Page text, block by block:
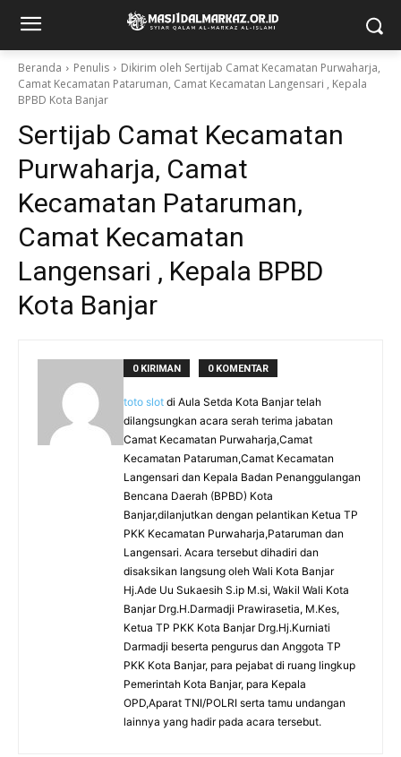
Beranda Penulis
Dikirim oleh Sertijab Camat Kecamatan Purwaharja,
Camat Kecamatan Pataruman, Camat Kecamatan Langensari , Kepala
BPBD Kota Banjar
Sertijab Camat Kecamatan
Purwaharja, Camat
Kecamatan Pataruman,
Camat Kecamatan
Langensari , Kepala BPBD
Kota Banjar
0 KIRIMAN 0 KOMENTAR
toto slot di Aula Setda Kota Banjar telah
dilangsungkan acara serah terima jabatan
Camat Kecamatan Purwaharja,Camat
Kecamatan Pataruman,Camat Kecamatan
Langensari dan Kepala Badan Penanggulangan
Bencana Daerah (BPBD) Kota
Banjar,dilanjutkan dengan pelantikan Ketua TP
PKK Kecamatan Purwaharja,Pataruman dan
Langensari. Acara tersebut dihadiri dan
disaksikan langsung oleh Wali Kota Banjar
Hj.Ade Uu Sukaesih S.ip M.si, Wakil Wali Kota
Banjar Drg.H.Darmadji Prawirasetia, M.Kes,
Ketua TP PKK Kota Banjar Drg.Hj.Kurniati
Darmadji beserta pengurus dan Anggota TP
PKK Kota Banjar, para pejabat di ruang lingkup
Pemerintah Kota Banjar, para Kepala
OPD,Aparat TNI/POLRI serta tamu undangan
lainnya yang hadir pada acara tersebut.